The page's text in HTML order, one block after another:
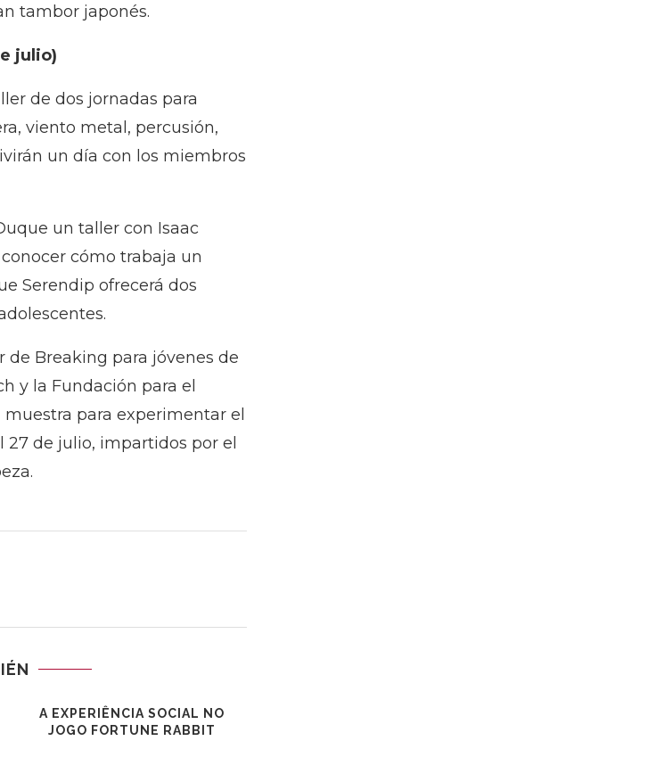
tambor japonés.
julio)
de dos jornadas para
viento metal, percusión,
un día con los miembros
un taller con Isaac
cómo trabaja un
Serendip ofrecerá dos
de Breaking para jóvenes de
y la Fundación para el
para experimentar el
de julio, impartidos por el
A EXPERIÊNCIA SOCIAL NO
JOGO FORTUNE RABBIT